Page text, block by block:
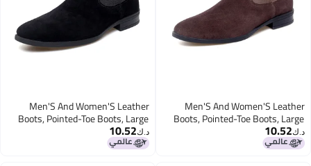
Men'S And Women'S Leather
Boots, Pointed-Toe Boots, Large
Size Couple'S Chelsea Boots, High-
Top Martin Boots, Suede Genuine
د.ك‏10.52
Men'S And Women'S Leather
Boots, Pointed-Toe Boots, Large
Size Couple'S Chelsea Boots, High-
Top Martin Boots, Suede Genuine
د.ك‏10.52